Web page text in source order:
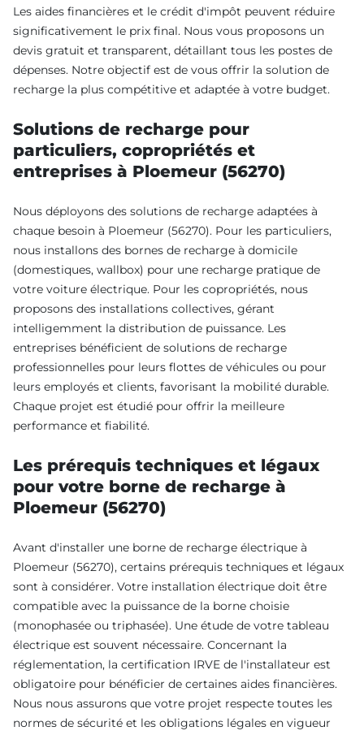
Les aides financières et le crédit d'impôt peuvent réduire
significativement le prix final. Nous vous proposons un
devis gratuit et transparent, détaillant tous les postes de
dépenses. Notre objectif est de vous offrir la solution de
recharge la plus compétitive et adaptée à votre budget.
Solutions de recharge pour
particuliers, copropriétés et
entreprises à Ploemeur (56270)
Nous déployons des solutions de recharge adaptées à
chaque besoin à Ploemeur (56270). Pour les particuliers,
nous installons des bornes de recharge à domicile
(domestiques, wallbox) pour une recharge pratique de
votre voiture électrique. Pour les copropriétés, nous
proposons des installations collectives, gérant
intelligemment la distribution de puissance. Les
entreprises bénéficient de solutions de recharge
professionnelles pour leurs flottes de véhicules ou pour
leurs employés et clients, favorisant la mobilité durable.
Chaque projet est étudié pour offrir la meilleure
performance et fiabilité.
Les prérequis techniques et légaux
pour votre borne de recharge à
Ploemeur (56270)
Avant d'installer une borne de recharge électrique à
Ploemeur (56270), certains prérequis techniques et légaux
sont à considérer. Votre installation électrique doit être
compatible avec la puissance de la borne choisie
(monophasée ou triphasée). Une étude de votre tableau
électrique est souvent nécessaire. Concernant la
réglementation, la certification IRVE de l'installateur est
obligatoire pour bénéficier de certaines aides financières.
Nous nous assurons que votre projet respecte toutes les
normes de sécurité et les obligations légales en vigueur